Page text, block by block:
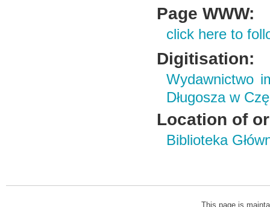
Page WWW:
click here to
Digitisation:
Wydawnictwo
Długosza w
Location of
Biblioteka
This page is